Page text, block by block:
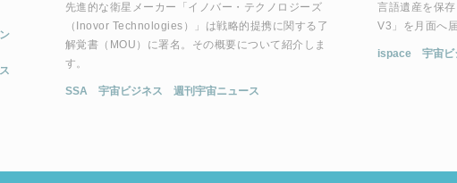
先進的な衛星メーカー「イノバー・テクノロジーズ
（Inovor Technologies）」は戦略的提携に関する了
解覚書（MOU）に署名。その概要について紹介しま
す。
SSA 宇宙ビジネス 週刊宇宙ニュース
言語遺産を保
V3」を月面へ
ispace 宇宙ビ